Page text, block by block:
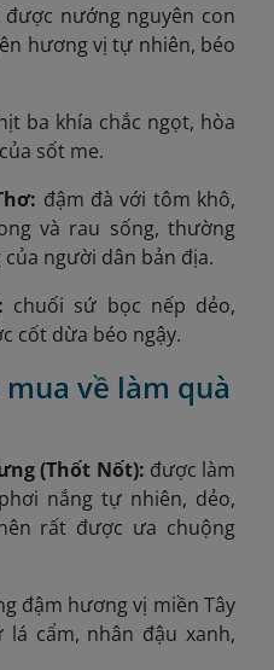
được nướng nguyên con
hương vị tự nhiên, béo
ba khía chắc ngọt, hòa
sốt me.
đậm đà với tôm khô,
và rau sống, thường
người dân bản địa.
chuối sứ bọc nếp dẻo,
cốt dừa béo ngậy.
về làm quà
(Thốt Nốt): được làm
nắng tự nhiên, dẻo,
rất được ưa chuộng
đậm hương vị miền Tây
cẩm, nhân đậu xanh,